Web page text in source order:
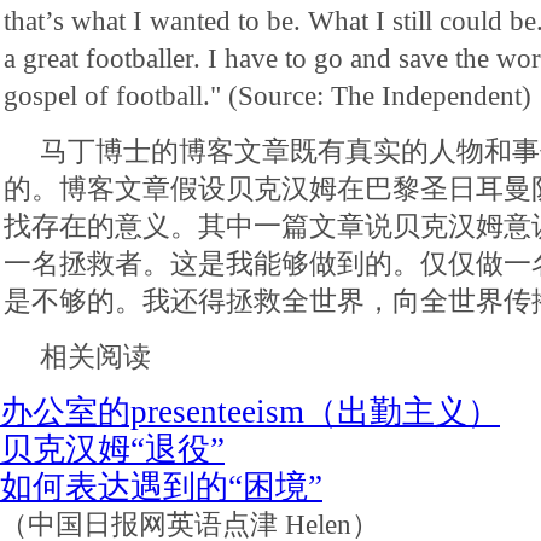
that’s what I wanted to be. What I still could
a great footballer. I have to go and save the
gospel of football." (Source: The Independent)
马丁博士的博客文章既有真实的人物和
的。博客文章假设贝克汉姆在巴黎圣日耳
找存在的意义。其中一篇文章说贝克汉姆意
一名拯救者。这是我能够做到的。仅仅做
是不够的。我还得拯救全世界，向全世界传
相关阅读
办公室的presenteeism（出勤主义）
贝克汉姆“退役”
如何表达遇到的“困境”
（中国日报网英语点津 Helen）